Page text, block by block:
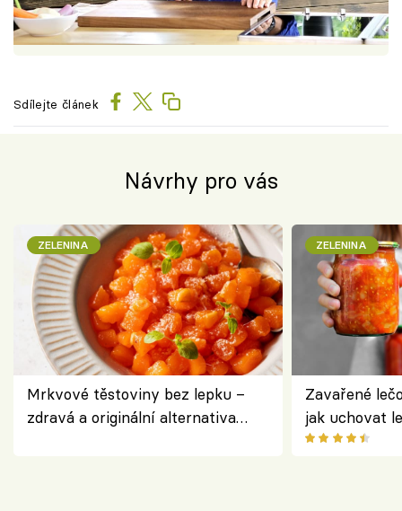
Sdílejte článek
Návrhy pro vás
ZELENINA
Mrkvové těstoviny bez lepku –
zdravá a originální alternativa
ZELENINA
Zavařené
jak uchovat